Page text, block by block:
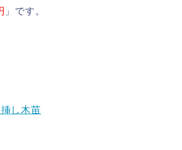
」です。
し木苗